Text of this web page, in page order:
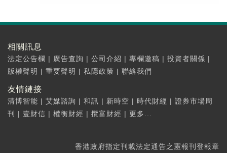
相關訊息
法定公告欄 | 廣告查詢 | 公司介紹 | 專欄邀稿 | 投資者關係 |
版權聲明 | 重要聲明 | 私隱政策 | 聯絡我們
友情鏈接
清博智能 | 艾媒諮詢 | 和訊 | 新時空 | 時代財經 | 證券市場周
刊
| 壹財信 | 權衡財經 | 攬富財經 | 更多...
香港政府指定刊載法定通告之憲報刊登報章